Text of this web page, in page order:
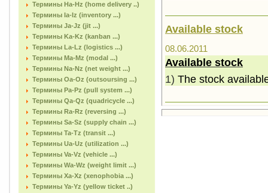
Термины Ha-Hz (home delivery ..)
Термины Ia-Iz (inventory ...)
Термины Ja-Jz (jit ...)
Термины Ka-Kz (kanban ...)
Термины La-Lz (logistics ...)
Термины Ma-Mz (modal ...)
Термины Na-Nz (net weight ...)
Термины Oa-Oz (outsoursing ...)
Термины Pa-Pz (pull system ...)
Термины Qa-Qz (quadricycle ...)
Термины Ra-Rz (reversing ...)
Термины Sa-Sz (supply chain ...)
Термины Ta-Tz (transit ...)
Термины Ua-Uz (utilization ...)
Термины Va-Vz (vehicle ...)
Термины Wa-Wz (weight limit ...)
Термины Xa-Xz (xenophobia ...)
Термины Ya-Yz (yellow ticket ..)
Available stock
08.06.2011
Available stock
1) The stock